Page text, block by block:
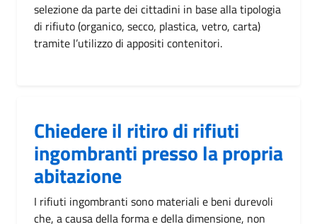
selezione da parte dei cittadini in base alla tipologia
di rifiuto (organico, secco, plastica, vetro, carta)
tramite l’utilizzo di appositi contenitori.
Chiedere il ritiro di rifiuti
ingombranti presso la propria
abitazione
I rifiuti ingombranti sono materiali e beni durevoli
che, a causa della forma e della dimensione, non